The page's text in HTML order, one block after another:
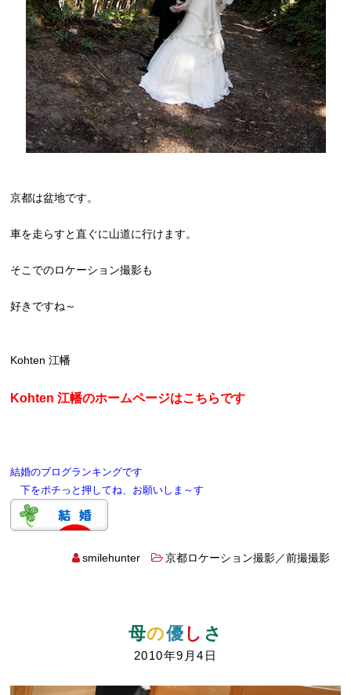
京都は盆地です。
車を走らすと直ぐに山道に行けます。
そこでのロケーション撮影も
好きですね～
Kohten 江幡
Kohten 江幡のホームページはこちらです
結婚のブログランキングです
下をポチっと押してね、お願いしま～す
smilehunter 京都ロケーション撮影／前撮撮影
母の優 し さ
2010年9月4日